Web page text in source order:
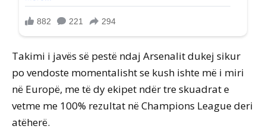
Takimi i javës së pestë ndaj Arsenalit dukej sikur
po vendoste momentalisht se kush ishte më i miri
në Europë, me të dy ekipet ndër tre skuadrat e
vetme me 100% rezultat në Champions League deri
atëherë.